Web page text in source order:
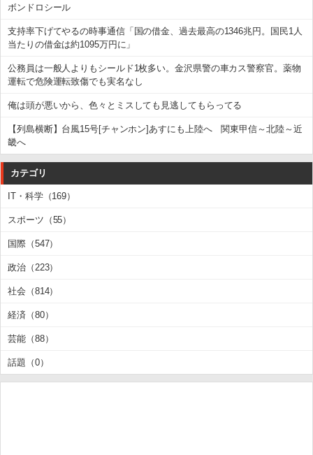
ボンドロシール
支持率下げてやるの時事通信「国の借金、過去最高の1346兆円。国民1人
当たりの借金は約1095万円に」
公務員は一般人よりもシールド1枚多い。金沢県警の車カス警察官。薬物
運転で危険運転致傷でも実名なし
俺は頭が悪いから、色々とミスしても見逃してもらってる
【列島横断】台風15号[チャンホン]あすにも上陸へ 関東甲信～北陸～近
畿へ
カテゴリ
IT・科学（169）
スポーツ（55）
国際（547）
政治（223）
社会（814）
経済（80）
芸能（88）
話題（0）